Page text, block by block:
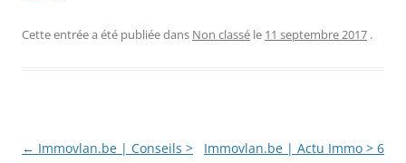
Cette entrée a été publiée dans Non classé le 11 septembre 2017 .
Navigation
← Immovlan.be | Conseils >
Immovlan.be | Actu Immo > 6